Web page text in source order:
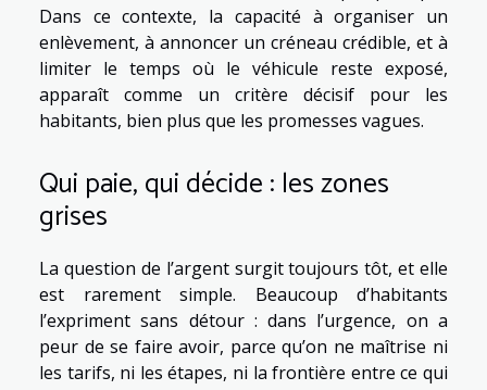
Dans ce contexte, la capacité à organiser un
enlèvement, à annoncer un créneau crédible, et à
limiter le temps où le véhicule reste exposé,
apparaît comme un critère décisif pour les
habitants, bien plus que les promesses vagues.
Qui paie, qui décide : les zones
grises
La question de l’argent surgit toujours tôt, et elle
est rarement simple. Beaucoup d’habitants
l’expriment sans détour : dans l’urgence, on a
peur de se faire avoir, parce qu’on ne maîtrise ni
les tarifs, ni les étapes, ni la frontière entre ce qui